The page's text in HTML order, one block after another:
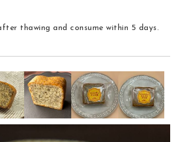
thawing and consume within 5 days.